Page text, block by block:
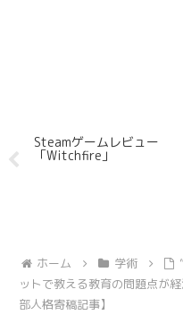
Steamゲームレビュー
「Witchfire」
ホーム 学術
ットで教える教育の問題点が
部人格寄稿記事】